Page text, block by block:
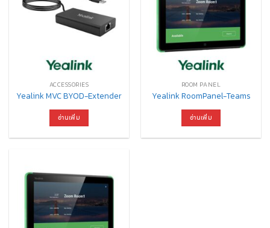
ACCESSORIES
Yealink MVC BYOD-Extender
อ่านเพิ่ม
ROOM PANEL
Yealink RoomPanel-Teams
อ่านเพิ่ม